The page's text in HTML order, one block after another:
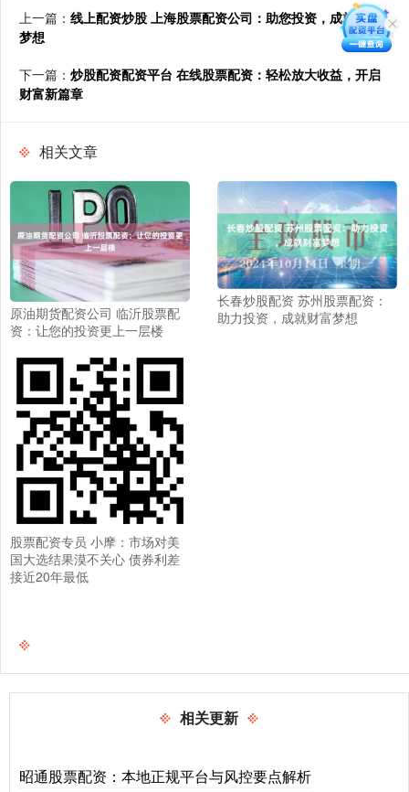
上一篇： 线上配资炒股 上海股票配资公司：助您投资，成就财富
梦想
下一篇： 炒股配资配资平台 在线股票配资：轻松放大收益，开启
财富新篇章
相关文章
原油期货配资公司 临沂股票配
资：让您的投资更上一层楼
长春炒股配资 苏州股票配资：
助力投资，成就财富梦想
股票配资专员 小摩：市场对美
国大选结果漠不关心 债券利差
接近20年最低
相关更新
昭通股票配资：本地正规平台与风控要点解析